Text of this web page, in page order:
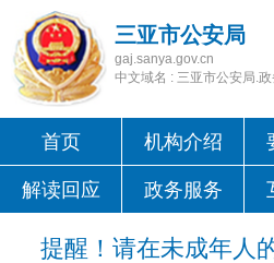
三亚市公安局
gaj.sanya.gov.cn
中文域名 : 三亚市公安局.政
首页 机构介绍
解读回应 政务服务
提醒！请在未成年人